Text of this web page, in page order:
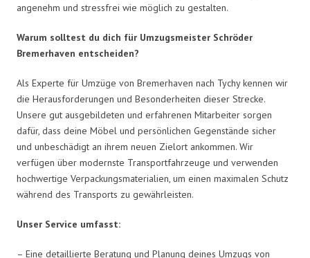
angenehm und stressfrei wie möglich zu gestalten.
Warum solltest du dich für Umzugsmeister Schröder
Bremerhaven entscheiden?
Als Experte für Umzüge von Bremerhaven nach Tychy kennen wir
die Herausforderungen und Besonderheiten dieser Strecke.
Unsere gut ausgebildeten und erfahrenen Mitarbeiter sorgen
dafür, dass deine Möbel und persönlichen Gegenstände sicher
und unbeschädigt an ihrem neuen Zielort ankommen. Wir
verfügen über modernste Transportfahrzeuge und verwenden
hochwertige Verpackungsmaterialien, um einen maximalen Schutz
während des Transports zu gewährleisten.
Unser Service umfasst:
– Eine detaillierte Beratung und Planung deines Umzugs von